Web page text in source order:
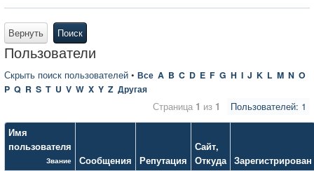
Вернуть Поиск
Пользователи
Скрыть поиск пользователей • Все A B C D E F G H I J K L M N O
P Q R S T U V W X Y Z Другая
Пользователей: 1
Страница 1 из 1
Имя
пользователя
Звание Сообщения Репутация
Сайт,
Откуда Зарегистрирован